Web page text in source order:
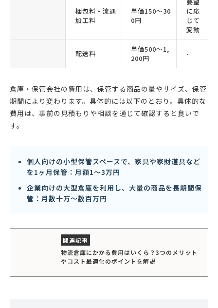
梱包料・流通
加工料
単価150〜30
0円
要望
に応
じて
変動
配送料
単価500〜1,
200円
-
倉庫・保管会社の費用は、保管する商品の量やサイズ、保管
期間により変わります。具体的には以下のとおり。具体的な
費用は、事前の見積もりや相談を通じて確認すると良いで
す。
個人向けの小型保管スペースで、家具や家財道具など
を1ヶ月保管：月額1〜3万円
企業向けの大型倉庫を利用し、大量の商品を長期間保
管：月数十万〜数百万円
物流倉庫にかかる費用はいくら？3つのメリット
やコスト最適化のポイントを解説